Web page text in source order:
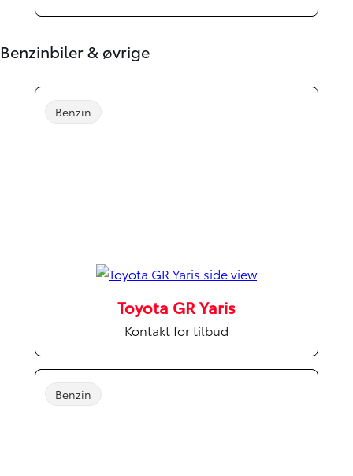
Benzinbiler & øvrige
Benzin
Toyota GR Yaris
Kontakt for tilbud
Benzin